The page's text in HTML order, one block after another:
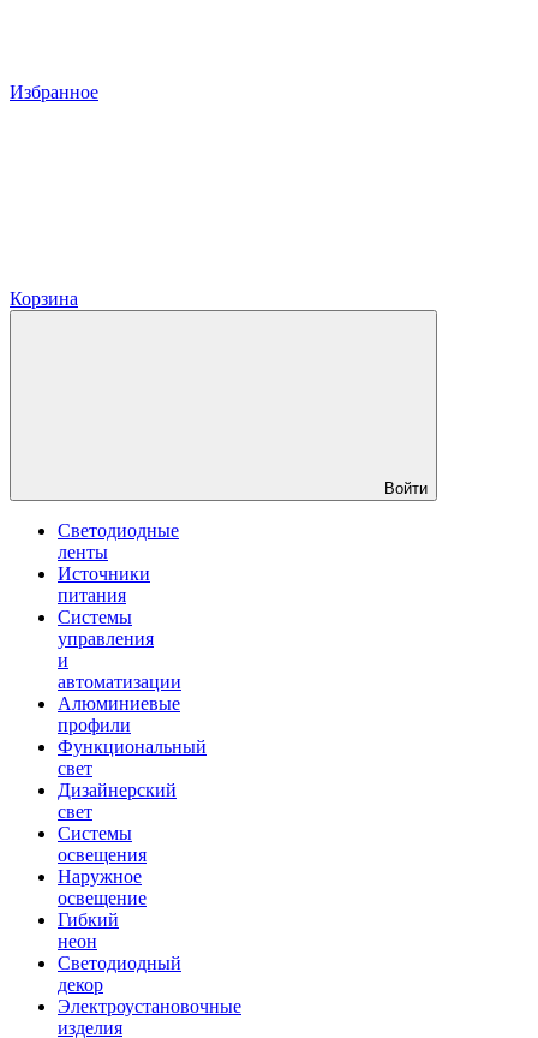
Избранное
Корзина
Войти
Светодиодные
ленты
Источники
питания
Системы
управления
и
автоматизации
Алюминиевые
профили
Функциональный
свет
Дизайнерский
свет
Системы
освещения
Наружное
освещение
Гибкий
неон
Светодиодный
декор
Электроустановочные
изделия